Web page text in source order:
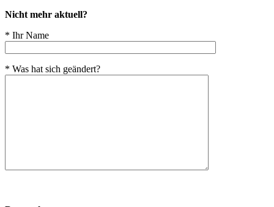
Nicht mehr aktuell?
* Ihr Name
* Was hat sich geändert?